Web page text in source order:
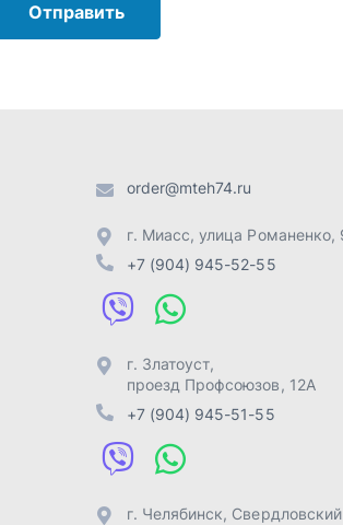
г. Челябинск,Свердловский
тракт, 3Е
Отправить заявку